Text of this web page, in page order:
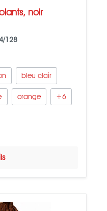
noir
128
bleu clair
orange +6